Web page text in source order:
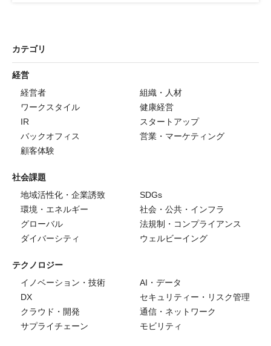
カテゴリ
経営
経営者
組織・人材
ワークスタイル
健康経営
IR
スタートアップ
バックオフィス
営業・マーケティング
顧客体験
社会課題
地域活性化・企業誘致
SDGs
環境・エネルギー
社会・公共・インフラ
グローバル
法規制・コンプライアンス
ダイバーシティ
ウェルビーイング
テクノロジー
イノベーション・技術
AI・データ
DX
セキュリティー・リスク管理
クラウド・開発
通信・ネットワーク
サプライチェーン
モビリティ